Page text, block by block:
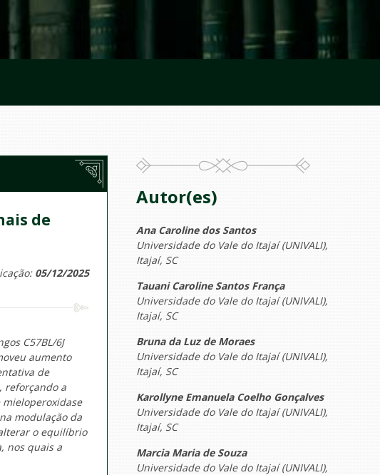
de
05/12/2025
C57BL/6J
aumento
de
reforçando a
modulação da
o equilíbrio
nos quais a
Autor(es)
Ana Caroline dos Santos
Universidade do Vale do Itajaí (UNIVALI),
Itajaí, SC
Tauani Caroline Santos França
Universidade do Vale do Itajaí (UNIVALI),
Itajaí, SC
Bruna da Luz de Moraes
Universidade do Vale do Itajaí (UNIVALI),
Itajaí, SC
Karollyne Emanuela Coelho Gonçalves
Universidade do Vale do Itajaí (UNIVALI),
Itajaí, SC
Marcia Maria de Souza
Universidade do Vale do Itajaí (UNIVALI),